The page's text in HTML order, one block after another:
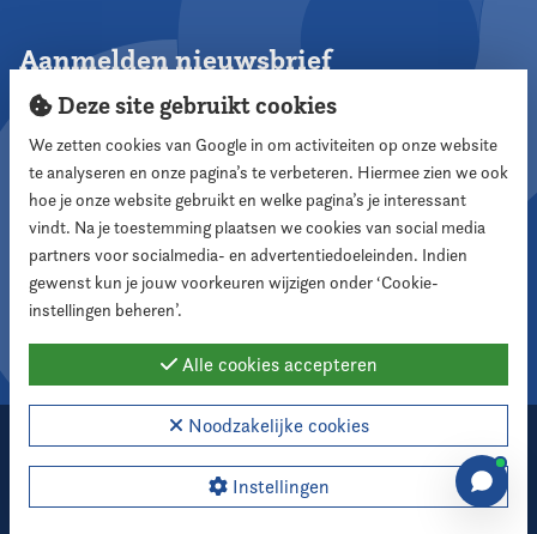
Aanmelden nieuwsbrief
Aanmelden
Volg ons
2026 Nederlandse Vereniging voor Raadsleden
Cookie instellingen
Deze site gebruikt cookies
We zetten cookies van Google in om activiteiten op onze website
te analyseren en onze pagina’s te verbeteren. Hiermee zien we ook
hoe je onze website gebruikt en welke pagina’s je interessant
vindt. Na je toestemming plaatsen we cookies van social media
partners voor socialmedia- en advertentiedoeleinden. Indien
gewenst kun je jouw voorkeuren wijzigen onder ‘Cookie-
instellingen beheren’.
Alle cookies accepteren
Noodzakelijke cookies
Instellingen